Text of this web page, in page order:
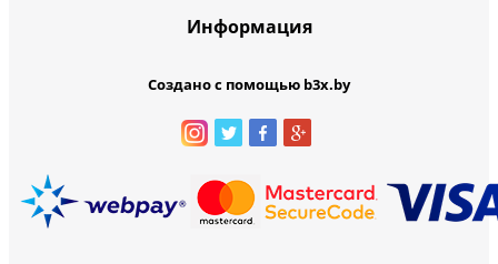
Информация
Создано с помощью b3x.by